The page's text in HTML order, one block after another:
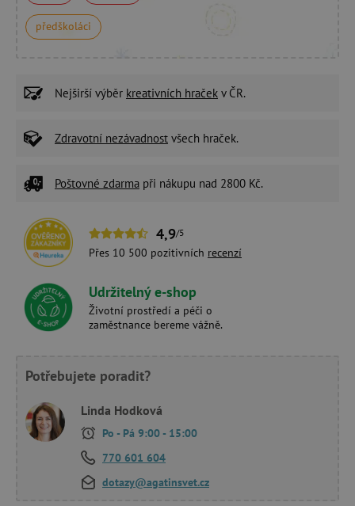
předškoláci
Nejširší výběr kreativních hraček v ČR.
Zdravotní nezávadnost všech hraček.
Poštovné zdarma při nákupu nad 2800 Kč.
4,9/5
Přes 10 500 pozitivních recenzí
Udržitelný e-shop
Životní prostředí a péči o
zaměstnance bereme vážně.
Potřebujete poradit?
Linda Hodková
Po - Pá 9:00 - 15:00
770 601 604
dotazy@agatinsvet.cz